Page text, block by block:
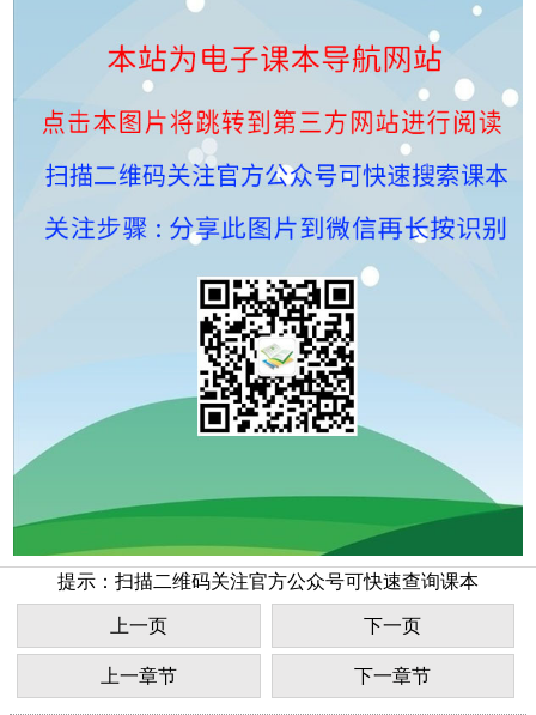
提示：扫描二维码关注官方公众号可快速查询课本
上一页 下一页
上一章节 下一章节